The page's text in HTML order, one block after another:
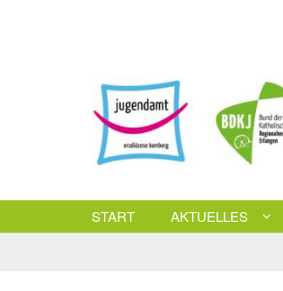
START AKTUELLES